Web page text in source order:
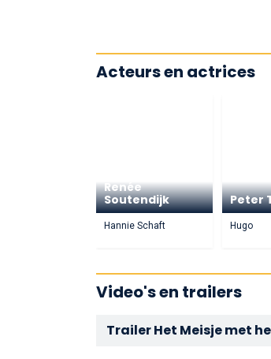
Acteurs en actrices
Renée
Soutendijk
Hannie Schaft
Peter
Hugo
Video's en trailers
Trailer Het Meisje met